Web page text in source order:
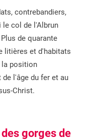
contrebandiers,
col de l'Albrun
de quarante
litières et d'habitats
la position
l'âge du fer et au
Christ.
gorges de